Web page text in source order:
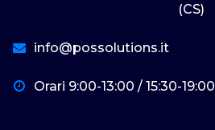
(CS)
info@possolutions.it
Orari 9:00-13:00 / 15:30-19:00